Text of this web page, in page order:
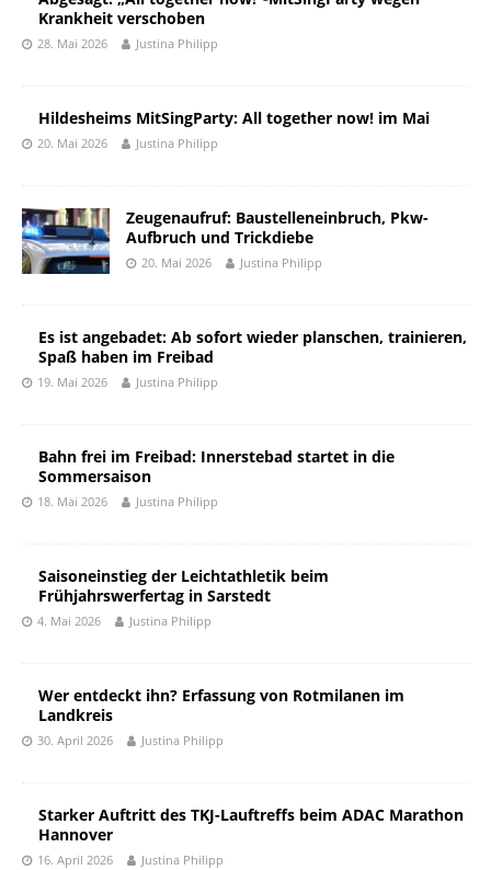
Krankheit verschoben
28. Mai 2026 Justina Philipp
Hildesheims MitSingParty: All together now! im Mai
20. Mai 2026 Justina Philipp
Zeugenaufruf: Baustelleneinbruch, Pkw-
Aufbruch und Trickdiebe
20. Mai 2026 Justina Philipp
Es ist angebadet: Ab sofort wieder planschen, trainieren,
Spaß haben im Freibad
19. Mai 2026 Justina Philipp
Bahn frei im Freibad: Innerstebad startet in die
Sommersaison
18. Mai 2026 Justina Philipp
Saisoneinstieg der Leichtathletik beim
Frühjahrswerfertag in Sarstedt
4. Mai 2026 Justina Philipp
Wer entdeckt ihn? Erfassung von Rotmilanen im
Landkreis
30. April 2026 Justina Philipp
Starker Auftritt des TKJ-Lauftreffs beim ADAC Marathon
Hannover
16. April 2026 Justina Philipp